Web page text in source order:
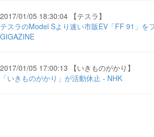
2017/01/05 18:30:04 【テスラ】
テスラのModel Sより速い市販EV「FF 91」を
GIGAZINE
2017/01/05 17:00:13 【いきものがかり】
「いきものがかり」が活動休止 - NHK